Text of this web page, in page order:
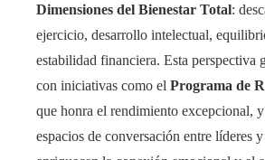
Dimensiones del Bienestar Total:
ejercicio, desarrollo intelectual,
estabilidad financiera. Esta perspectiva
con iniciativas como el Programa de
que honra el rendimiento excepcional,
espacios de conversación entre líderes